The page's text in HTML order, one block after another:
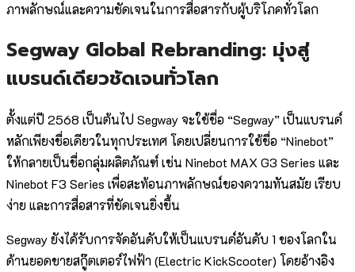
ภาพลักษณ์และความชัดเจนในการสื่อสารกับผู้บริโภคทั่วโลก
Segway Global Rebranding: มุ่งสู่
แบรนด์เดียวชัดเจนทั่วโลก
ตั้งแต่ปี 2568 เป็นต้นไป Segway จะใช้ชื่อ “Segway” เป็นแบรนด์
หลักเพียงชื่อเดียวในทุกประเทศ โดยเปลี่ยนการใช้ชื่อ “Ninebot”
ให้กลายเป็นชื่อกลุ่มผลิตภัณฑ์ เช่น Ninebot MAX G3 Series และ
Ninebot F3 Series เพื่อสะท้อนภาพลักษณ์ของความทันสมัย เรียบ
ง่าย และการสื่อสารที่ชัดเจนยิ่งขึ้น
Segway ยังได้รับการจัดอันดับให้เป็นแบรนด์อันดับ 1 ของโลกใน
ด้านยอดขายสกู๊ตเตอร์ไฟฟ้า (Electric KickScooter) โดยอ้างอิง